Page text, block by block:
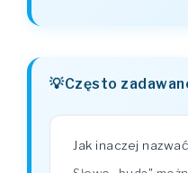
Często
Jak inaczej